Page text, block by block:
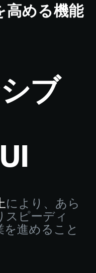
高める機能
ブ
により、あら
スピーディ
進めること